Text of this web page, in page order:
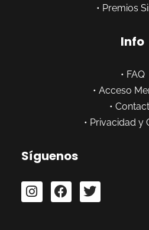
• Premios
Info
• FAQ
• Acceso
•
• Privacidad y
Síguenos